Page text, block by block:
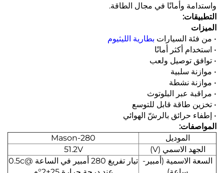
واستدامة وأمانًا في مجال الطاقة.
التطبيقات:
الميزات
• من فئة السيارات بطارية الليثيوم
• استخدام أكثر أمانًا
• توافق توصيل ولعب
• موازنة سلبية
• موازنة نشطة
• مراقبة عبر البلوتوث
• تخزين طاقة قابل للتوسع
• إطفاء حرائق بالرشّ الهوائي
المواصفات:
الموديل
Mason-280
الجهد الاسمي (V)
51.2V
السعة الاسمية (أمبير-
تيار تفريغ 280 أمبير في الساعة @0.5c